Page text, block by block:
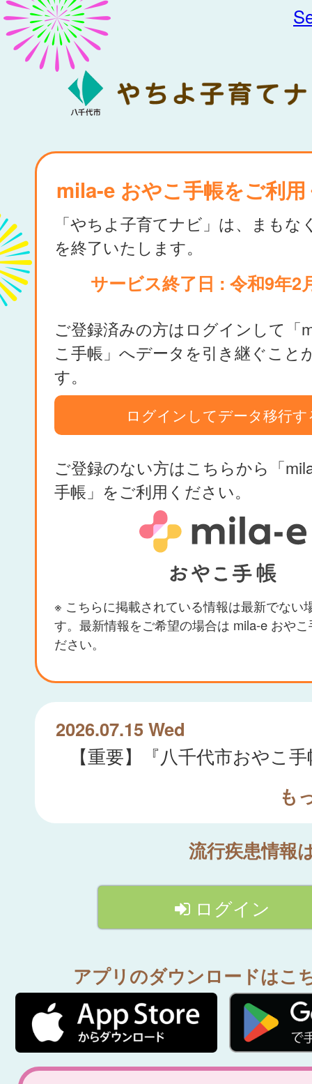
mila-e おやこ手帳をご利
「やちよ子育てナビ」は、まもな
を終了いたします。
サービス終了日 : 令和9年2
ご登録済みの方はログインして「
こ手帳」へデータを引き継ぐこと
す。
ログインしてデータ移行す
ご登録のない方はこちらから「
手帳」をご利用ください。
※ こちらに掲載されている情報は最新でない
す。最新情報をご希望の場合は mila-e おや
ださい。
2026.07.15 Wed
も
流行疾患情報
ログイン
アプリのダウンロードはこ